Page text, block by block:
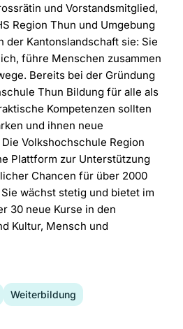
und Vorstandsmitglied,
Region Thun und Umgebung
Kantonslandschaft sie: Sie
führe Menschen zusammen
Bereits bei der Gründung
Thun Bildung für alle als
Kompetenzen sollten
und ihnen neue
Volkshochschule Region
Plattform zur Unterstützung
Chancen für über 2000
wächst stetig und bietet im
30 neue Kurse in den
Kultur, Mensch und
Weiterbildung